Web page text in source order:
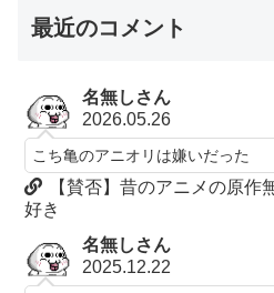
最近のコメント
名無しさん
2026.05.26
こち亀のアニオリは嫌いだった
【賛否】昔のアニメの原作
好き
名無しさん
2025.12.22